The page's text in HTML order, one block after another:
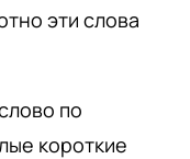
эти слова
по
короткие